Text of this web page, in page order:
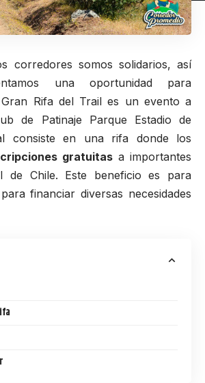
corredores somos solidarios, así
una oportunidad para
Rifa del Trail es un evento a
de Patinaje Parque Estadio de
consiste en una rifa donde los
gratuitas a importantes
de Chile. Este beneficio es para
financiar diversas necesidades